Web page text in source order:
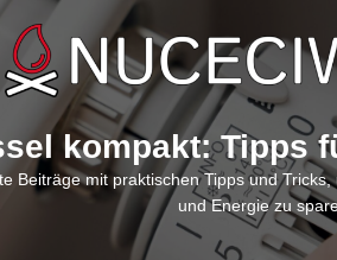
to
the
content
kompakt: Tipps
Beiträge mit praktischen Tipps und
und Energie zu